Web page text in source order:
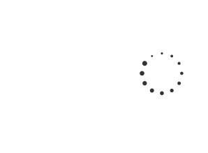
гелиевый
цифра 1
(40х102